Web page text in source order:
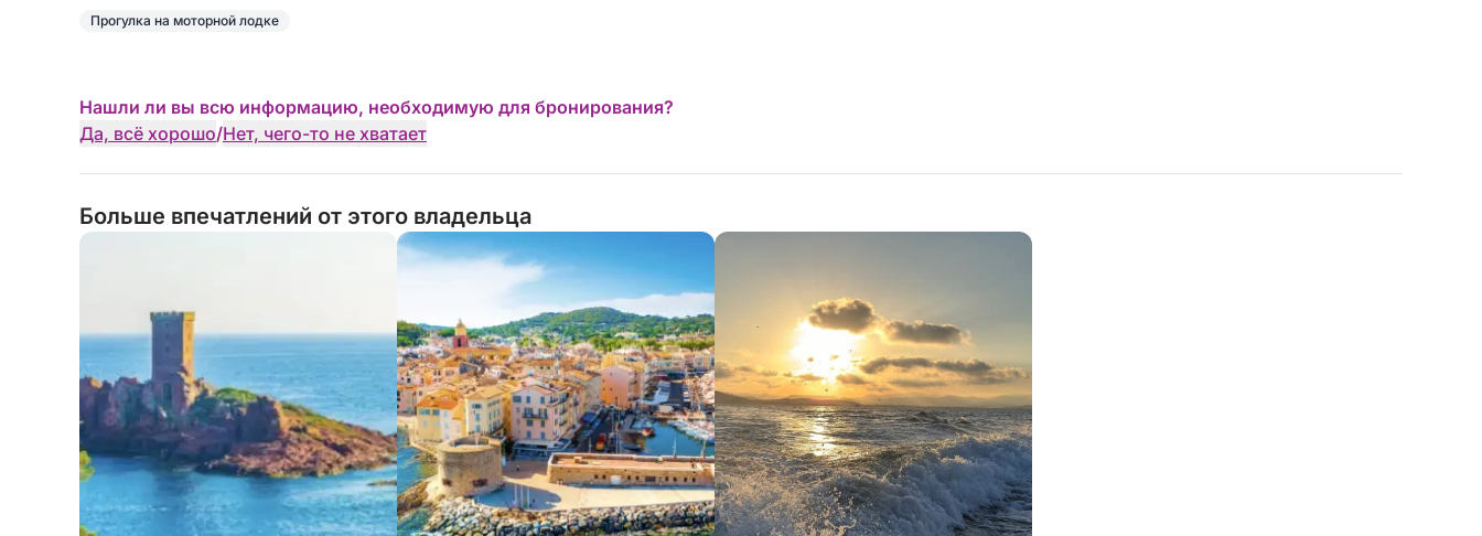
Прогулка на моторной лодке
Нашли ли вы всю информацию, необходимую для бронирования?
Да, всё хорошо/Нет, чего-то не хватает
Больше впечатлений от этого владельца